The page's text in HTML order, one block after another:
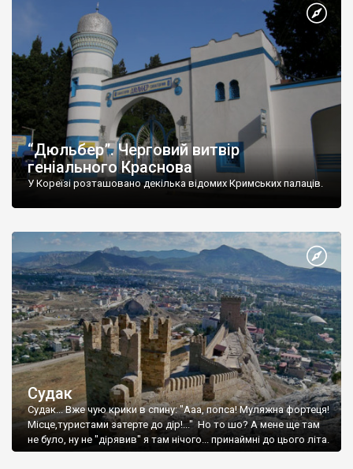
“Дюльбер”. Черговий витвір
геніального Краснова
У Кореїзі розташовано декілька відомих Кримських палаців.
Судак
Судак... Вже чую крики в спину: "Ааа, попса! Муляжна фортеця!
Місце,туристами затерте до дір!..." Но то шо? А мене ще там
не було, ну не "дірявив" я там нічого... принаймні до цього літа.